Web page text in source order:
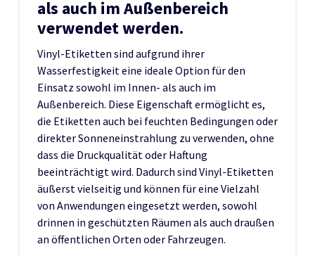
als auch im Außenbereich
verwendet werden.
Vinyl-Etiketten sind aufgrund ihrer
Wasserfestigkeit eine ideale Option für den
Einsatz sowohl im Innen- als auch im
Außenbereich. Diese Eigenschaft ermöglicht es,
die Etiketten auch bei feuchten Bedingungen oder
direkter Sonneneinstrahlung zu verwenden, ohne
dass die Druckqualität oder Haftung
beeinträchtigt wird. Dadurch sind Vinyl-Etiketten
äußerst vielseitig und können für eine Vielzahl
von Anwendungen eingesetzt werden, sowohl
drinnen in geschützten Räumen als auch draußen
an öffentlichen Orten oder Fahrzeugen.